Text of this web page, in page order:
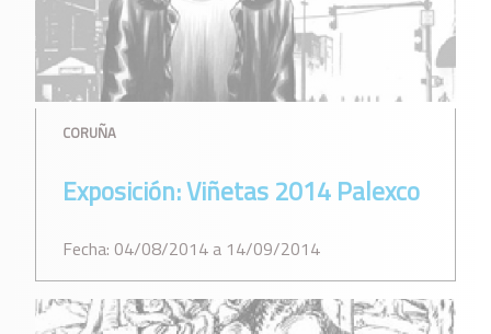
CORUÑA
Exposición: Viñetas 2014 Palexco
Fecha: 04/08/2014 a 14/09/2014